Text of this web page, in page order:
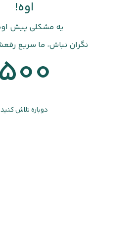
اوه!
یه مشکلی پیش
نگران نباش، ما سریع
500
دوباره تلاش کنید